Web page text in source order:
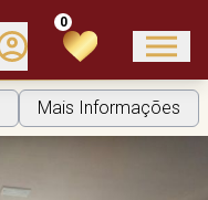
0
Mais Informações